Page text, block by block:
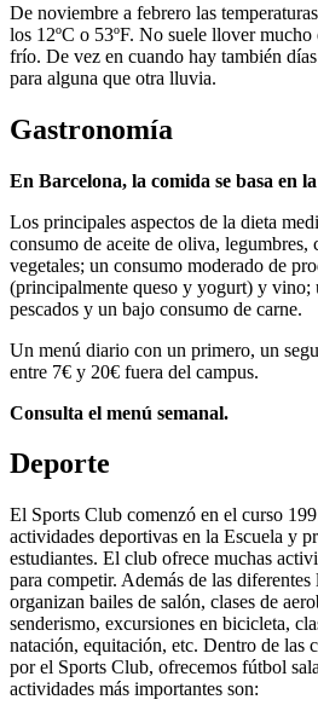
De noviembre a febrero las
los 12ºC o 53ºF. No suele llover
frío. De vez en cuando hay también
para alguna que otra lluvia.
Gastronomía
En Barcelona, la comida se basa en
Los principales aspectos de la dieta
consumo de aceite de oliva, legumbres,
vegetales; un consumo moderado de
(principalmente queso y yogurt) y vino;
pescados y un bajo consumo de carne.
Un menú diario con un primero, un
entre 7€ y 20€ fuera del campus.
Consulta el menú semanal.
Deporte
El Sports Club comenzó en el curso
actividades deportivas en la Escuela y
estudiantes. El club ofrece muchas
para competir. Además de las
organizan bailes de salón, clases de
senderismo, excursiones en bicicleta,
natación, equitación, etc. Dentro de las
por el Sports Club, ofrecemos fútbol
actividades más importantes son: